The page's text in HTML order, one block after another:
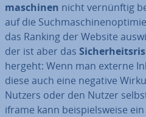
ma­schi­nen nicht ver­nünf­tig
auf die
das Ranking der Website
der ist aber das
her­geht: Wenn man externe
diese auch eine negative
Nutzers oder den Nutzer
iframe kann bei­spiels­wei­se